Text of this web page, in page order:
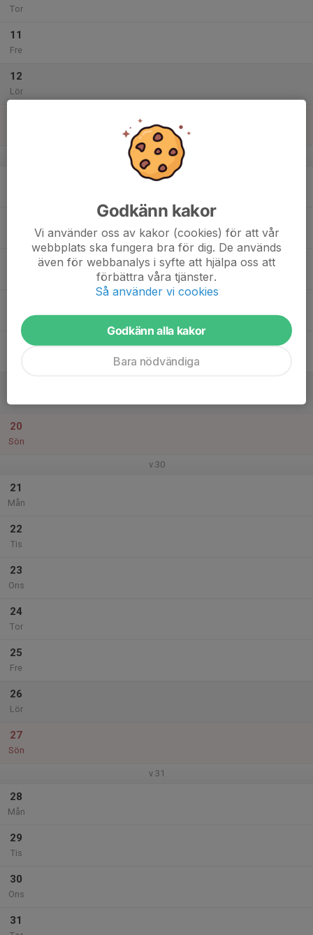
Tor
11
Fre
12
Lör
v.29
20
Sön
v.30
21
Mån
22
Tis
23
Ons
24
Tor
25
Fre
26
Lör
27
Sön
v.31
28
Mån
29
Tis
30
Ons
31
Godkänn kakor
Vi använder oss av kakor (cookies) för att vår
webbplats ska fungera bra för dig. De används
även för webbanalys i syfte att hjälpa oss att
förbättra våra tjänster.
Så använder vi cookies
Godkänn alla kakor
Bara nödvändiga